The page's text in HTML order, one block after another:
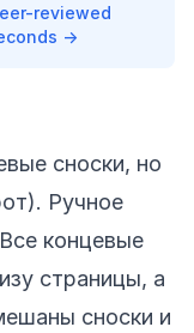
reviewed
→
сноски, но
Ручное
концевые
страницы, а
сноски и